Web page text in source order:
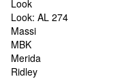
Look
Look: AL 274
Massi
MBK
Merida
Ridley